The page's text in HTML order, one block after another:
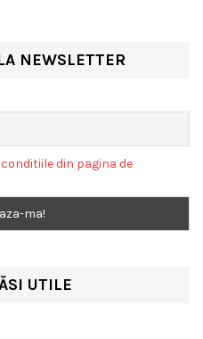
NEWSLETTER
din pagina de
UTILE